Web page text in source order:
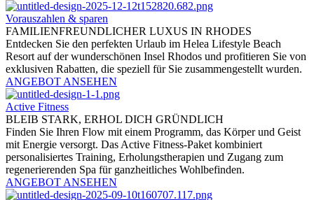
Vorauszahlen & sparen
FAMILIENFREUNDLICHER LUXUS IN RHODES
Entdecken Sie den perfekten Urlaub im Helea Lifestyle Beach
Resort auf der wunderschönen Insel Rhodos und profitieren Sie von
exklusiven Rabatten, die speziell für Sie zusammengestellt wurden.
ANGEBOT ANSEHEN
Active Fitness
BLEIB STARK, ERHOL DICH GRÜNDLICH
Finden Sie Ihren Flow mit einem Programm, das Körper und Geist
mit Energie versorgt. Das Active Fitness-Paket kombiniert
personalisiertes Training, Erholungstherapien und Zugang zum
regenerierenden Spa für ganzheitliches Wohlbefinden.
ANGEBOT ANSEHEN